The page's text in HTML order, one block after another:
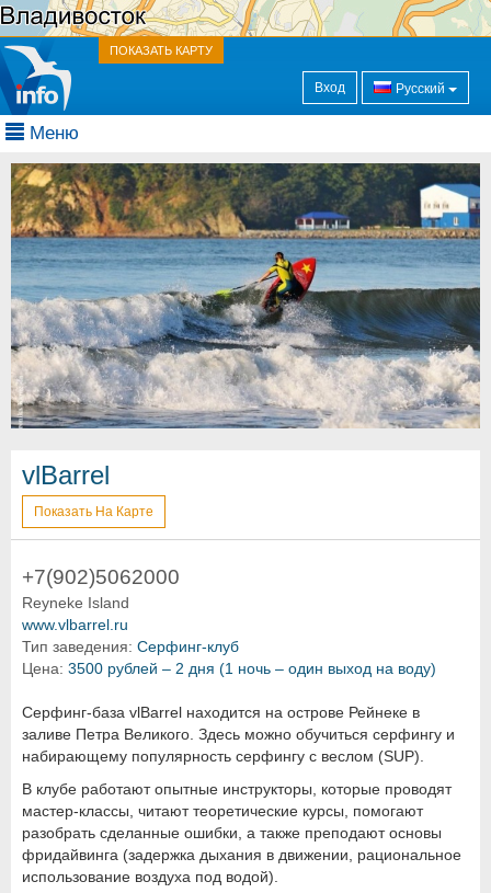
ПОКАЗАТЬ КАРТУ
Вход Русский
Меню
vlBarrel
Показать На Карте
+7(902)5062000
Reyneke Island
www.vlbarrel.ru
Тип заведения: Серфинг-клуб
Цена: 3500 рублей – 2 дня (1 ночь – один выход на воду)
Серфинг-база vlBarrel находится на острове Рейнеке в
заливе Петра Великого. Здесь можно обучиться серфингу и
набирающему популярность серфингу с веслом (SUP).
В клубе работают опытные инструкторы, которые проводят
мастер-классы, читают теоретические курсы, помогают
разобрать сделанные ошибки, а также преподают основы
фридайвинга (задержка дыхания в движении, рациональное
использование воздуха под водой).